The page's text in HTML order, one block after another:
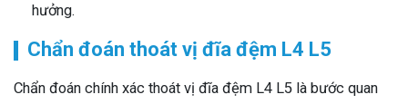
hưởng.
Chẩn đoán thoát vị đĩa đệm L4 L5
Chẩn đoán chính xác thoát vị đĩa đệm L4 L5 là bước quan